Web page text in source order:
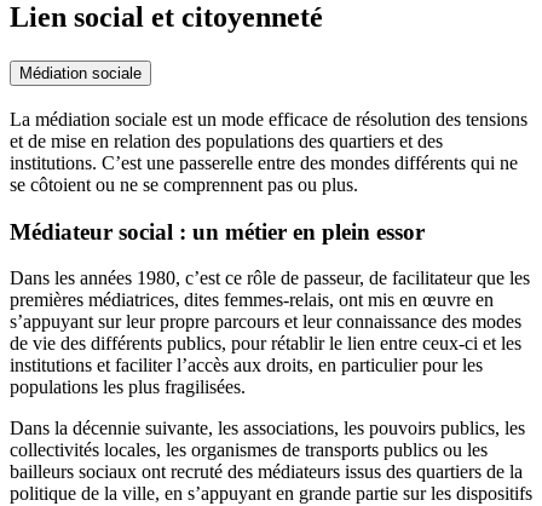
Lien social et citoyenneté
Médiation sociale
La médiation sociale est un mode efficace de résolution des tensions
et de mise en relation des populations des quartiers et des
institutions. C’est une passerelle entre des mondes différents qui ne
se côtoient ou ne se comprennent pas ou plus.
Médiateur social : un métier en plein essor
Dans les années 1980, c’est ce rôle de passeur, de facilitateur que les
premières médiatrices, dites femmes-relais, ont mis en œuvre en
s’appuyant sur leur propre parcours et leur connaissance des modes
de vie des différents publics, pour rétablir le lien entre ceux-ci et les
institutions et faciliter l’accès aux droits, en particulier pour les
populations les plus fragilisées.
Dans la décennie suivante, les associations, les pouvoirs publics, les
collectivités locales, les organismes de transports publics ou les
bailleurs sociaux ont recruté des médiateurs issus des quartiers de la
politique de la ville, en s’appuyant en grande partie sur les dispositifs